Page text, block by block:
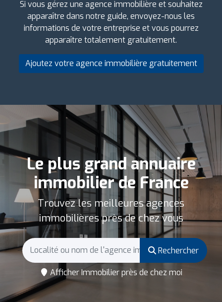
Si vous gérez une agence immobilière et souhaitez
apparaître dans notre guide, envoyez-nous les
informations de votre entreprise et vous pourrez
apparaître totalement gratuitement.
Ajoutez votre agence immobilière gratuitement
Le plus grand annuaire
immobilier de France
Trouvez les meilleures agences
immobilières près de chez vous
Rechercher
Afficher Immobilier près de chez moi